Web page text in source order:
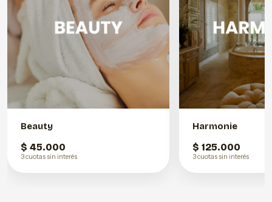
Beauty
$ 45.000
3 cuotas sin interés
Harmonie
$ 125.000
3 cuotas sin interés